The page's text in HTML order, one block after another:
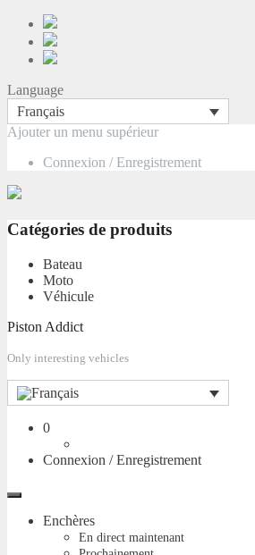
Language
Français
Skip
content
Ajouter un menu supérieur
Connexion / Enregistrement
Catégories de produits
Bateau
Moto
Véhicule
Piston Addict
Only interesting vehicles
Panier
0
Connexion / Enregistrement
Menu
Enchères
En direct maintenant